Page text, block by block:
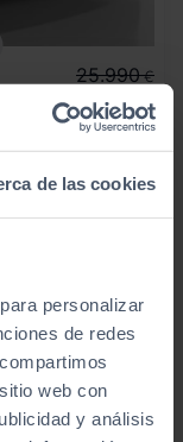
de las cookies
personalizar
de redes
web con
y análisis
25.990 €
23.990 €
285 €/mes